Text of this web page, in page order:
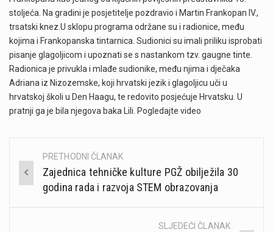
stoljeća. Na gradini je posjetitelje pozdravio i Martin Frankopan IV.,
trsatski knez.U sklopu programa održane su i radionice, među
kojima i Frankopanska tintarnica. Sudionici su imali priliku isprobati
pisanje glagoljicom i upoznati se s nastankom tzv. gaugne tinte.
Radionica je privukla i mlađe sudionike, među njima i dječaka
Adriana iz Nizozemske, koji hrvatski jezik i glagoljicu uči u
hrvatskoj školi u Den Haagu, te redovito posjećuje Hrvatsku. U
pratnji ga je bila njegova baka Lili. Pogledajte video
Post
navigation
PRETHODNI ČLANAK
Zajednica tehničke kulture PGŽ obilježila 30
godina rada i razvoja STEM obrazovanja
SLJEDEĆI ČLANAK